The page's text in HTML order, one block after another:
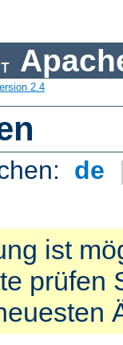
2.4
de
ist
prüfen